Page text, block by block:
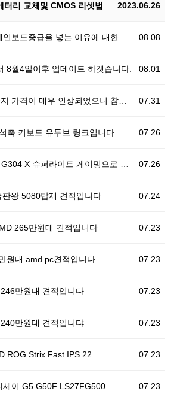
2023.06.26
리 교체및 CMOS 리셋법입니다
08.08
드중급을 넣는 이유에 대한 설명영상이 …
08.01
8월4일이후 업데이트 하겟습니다.
07.31
격이 매우 인상되었으니 참조하세요
07.26
축 키보드 유투브 링크입니다
07.26
X 슈퍼라이트 게이밍으로 추천…
07.24
판왕 5080탑재 견적입니다
07.23
265만원대 견적입니다
07.23
원대 amd pc견적입니다
07.23
만원대 견적입니다
07.23
만원대 견적입니댜
07.23
ROG Strix Fast IPS 22…
07.23
세이 G5 G50F LS27FG500